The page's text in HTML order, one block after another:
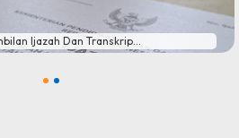
Ijazah Dan Transkrip...